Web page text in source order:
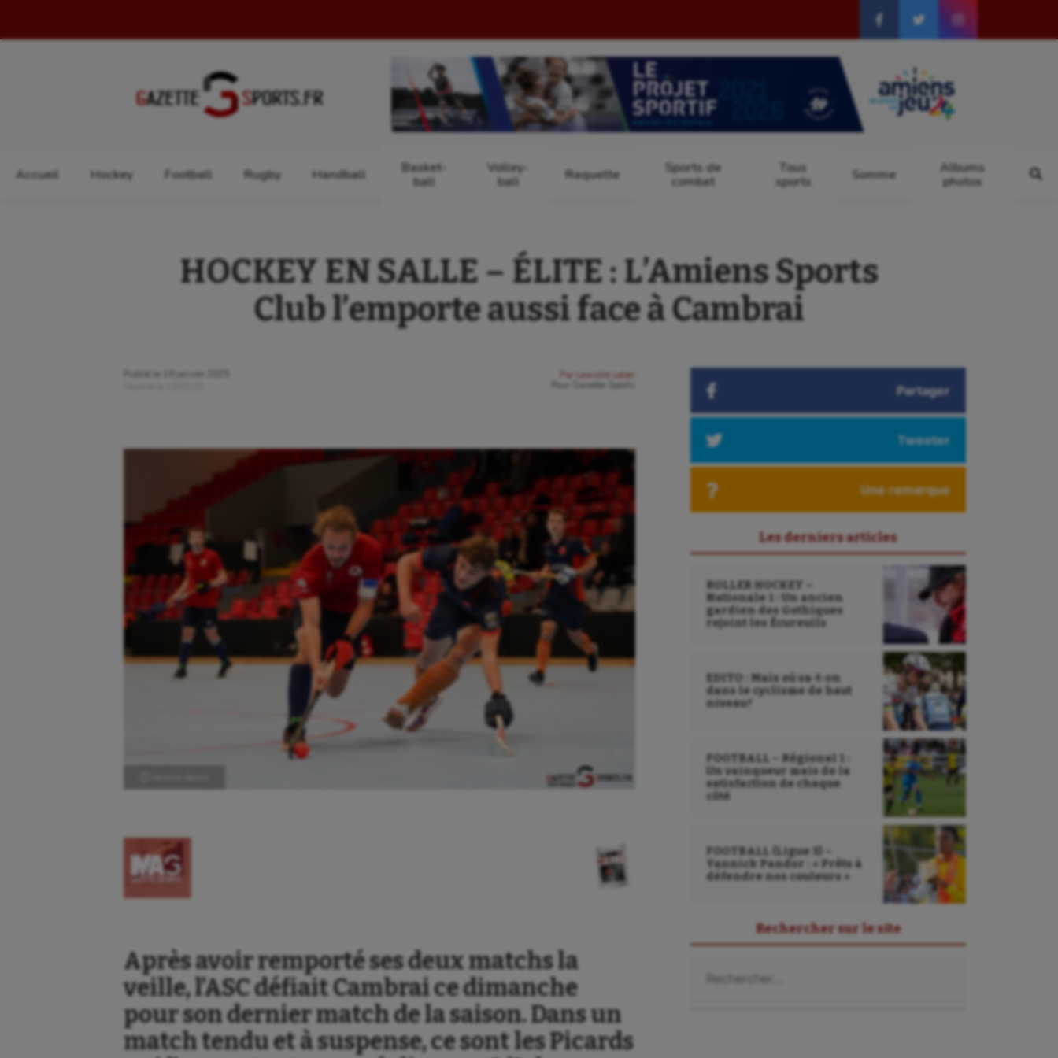
Accueil Hockey Football Rugby Handball
Basket-
ball
Volley-
ball
Raquette
Sports de
combat
Tous
sports
Somme
Albums
photos
HOCKEY EN SALLE – ÉLITE : L’Amiens Sports
Club l’emporte aussi face à Cambrai
Publié le
19 janvier 2025
Par
Leandre Leber
Gazette Sports
Après avoir remporté ses deux matchs la
veille, l’ASC défiait Cambrai ce dimanche
pour son dernier match de la saison. Dans un
match tendu et à suspense, ce sont les Picards
Partager
Tweeter
Une remarque
Les derniers articles
ROLLER HOCKEY –
Nationale 1 : Un ancien
gardien des Gothiques
rejoint les Écureuils
EDITO : Mais où va-t-on
dans le cyclisme de haut
niveau?
FOOTBALL – Régional 1 :
Un vainqueur mais de la
satisfaction de chaque
côté
FOOTBALL (Ligue 3) –
Yannick Pandor : « Prêts à
défendre nos couleurs »
Rechercher sur le site